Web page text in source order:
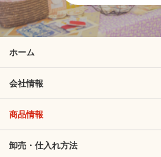
ホーム
会社情報
商品情報
卸売・仕入れ方法